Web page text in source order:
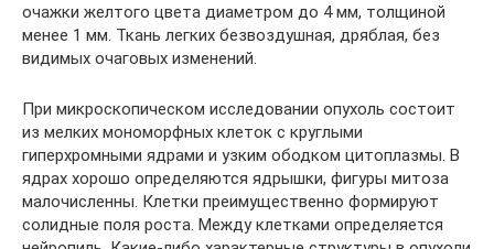
очажки желтого цвета диаметром до 4 мм, толщиной
менее 1 мм. Ткань легких безвоздушная, дряблая, без
видимых очаговых изменений.
При микроскопическом исследовании опухоль состоит
из мелких мономорфных клеток с круглыми
гиперхромными ядрами и узким ободком цитоплазмы. В
ядрах хорошо определяются ядрышки, фигуры митоза
малочисленны. Клетки преимущественно формируют
солидные поля роста. Между клетками определяется